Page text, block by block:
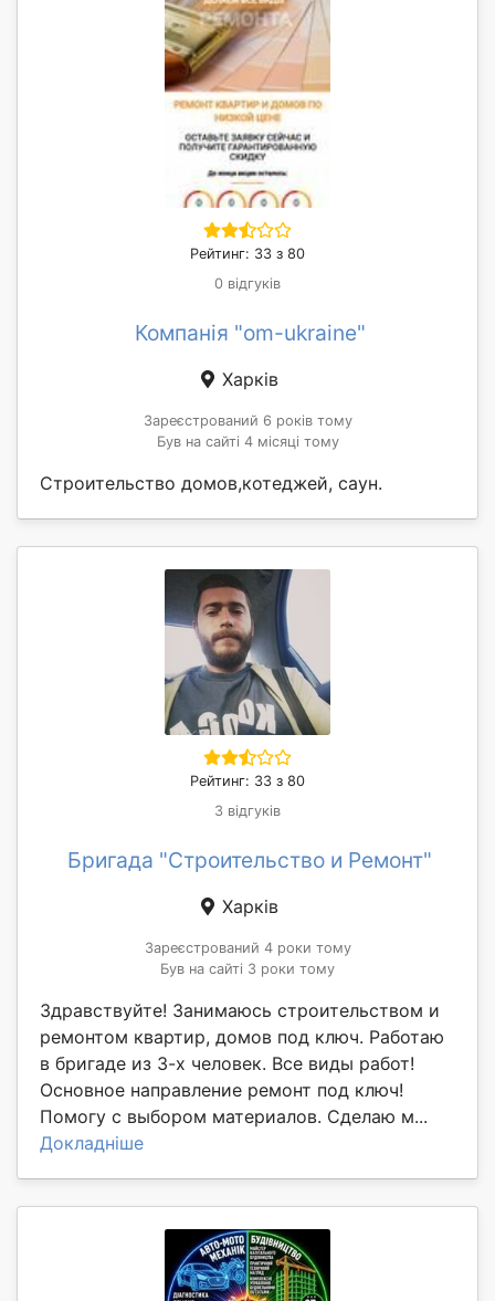
Рейтинг: 33 з 80
0 відгуків
Компанія "om-ukraine"
Харків
Зареєстрований 6 років тому
Був на сайті 4 місяці тому
Строительство домов,котеджей, саун.
Рейтинг: 33 з 80
3 відгуків
Бригада "Строительство и Ремонт"
Харків
Зареєстрований 4 роки тому
Був на сайті 3 роки тому
Здравствуйте! Занимаюсь строительством и
ремонтом квартир, домов под ключ. Работаю
в бригаде из 3-х человек. Все виды работ!
Основное направление ремонт под ключ!
Помогу с выбором материалов. Сделаю м...
Докладніше